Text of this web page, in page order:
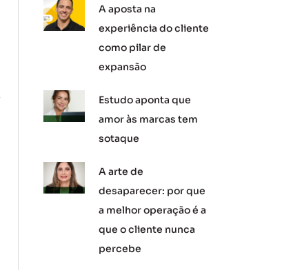
A aposta na
experiência do cliente
como pilar de
expansão
Estudo aponta que
amor às marcas tem
sotaque
A arte de
desaparecer: por que
a melhor operação é a
que o cliente nunca
percebe